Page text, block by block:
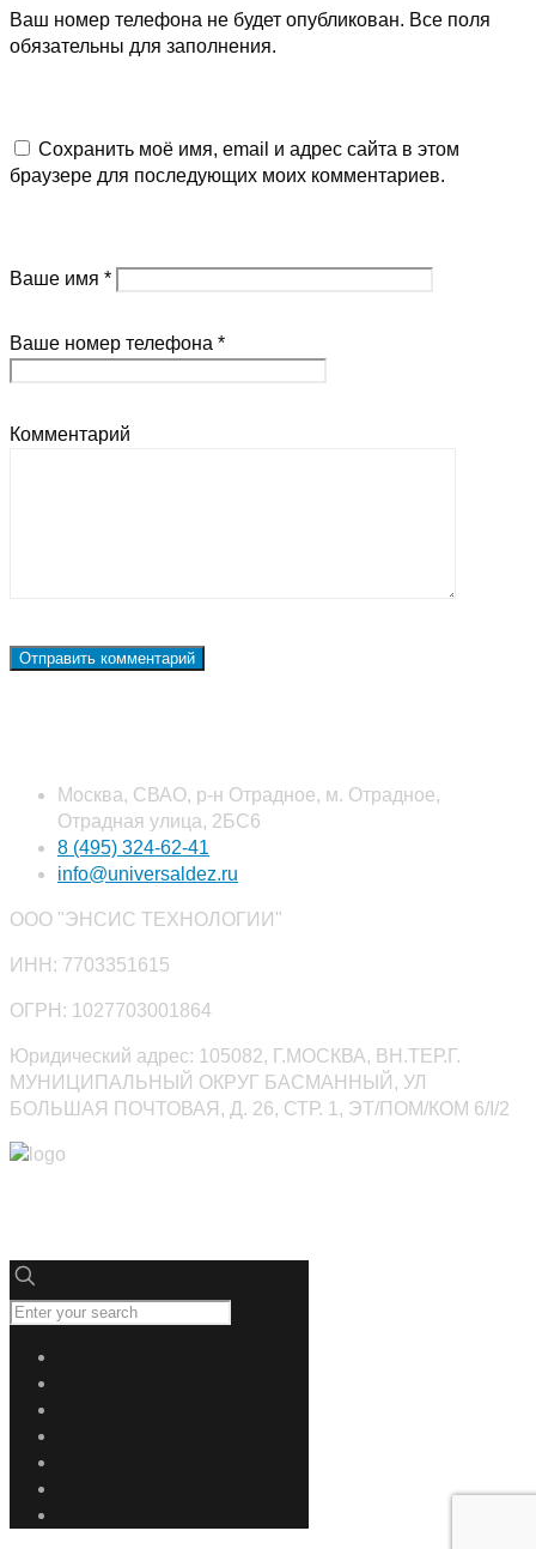
Ваш номер телефона не будет опубликован. Все поля
обязательны для заполнения.
Комментарий
Ваше имя *
Сохранить моё имя, email и адрес сайта в этом
браузере для последующих моих комментариев.
Ваше номер телефона *
Москва, СВАО, р-н Отрадное, м. Отрадное,
Отрадная улица, 2БС6
8 (495) 324-62-41
info@universaldez.ru
ООО "ЭНСИС ТЕХНОЛОГИИ"
ИНН: 7703351615
ОГРН: 1027703001864
Юридический адрес: 105082, Г.МОСКВА, ВН.ТЕР.Г.
МУНИЦИПАЛЬНЫЙ ОКРУГ БАСМАННЫЙ, УЛ
БОЛЬШАЯ ПОЧТОВАЯ, Д. 26, СТР. 1, ЭТ/ПОМ/КОМ 6/I/2